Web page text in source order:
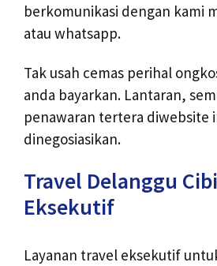
berkomunikasi dengan kami
atau whatsapp.
Tak usah cemas perihal
anda bayarkan. Lantaran,
penawaran tertera diwebsite
dinegosiasikan.
Travel Delanggu
Eksekutif
Layanan travel eksekutif